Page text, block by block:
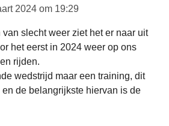
2024 om 19:29
slecht weer ziet het er naar uit
het eerst in 2024 weer op ons
rijden.
wedstrijd maar een training, dit
de belangrijkste hiervan is de